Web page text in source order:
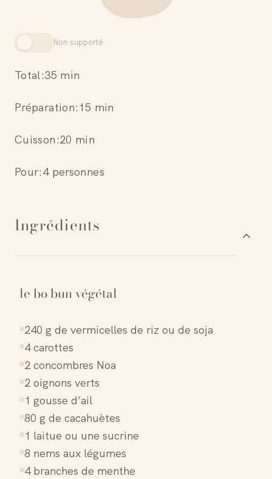
Non supporté
Total:35 min
Préparation:15 min
Cuisson:20 min
Pour:4 personnes
Ingrédients
le bo bun végétal
240 g de vermicelles de riz ou de soja
4 carottes
2 concombres Noa
2 oignons verts
1 gousse d’ail
80 g de cacahuètes
1 laitue ou une sucrine
8 nems aux légumes
4 branches de menthe